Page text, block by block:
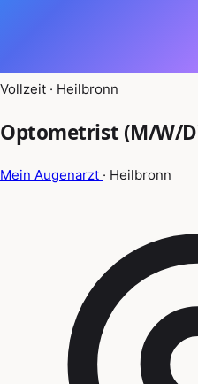
Vollzeit · Heilbronn
Optometrist (M/W/
Mein Augenarzt · Heilbronn